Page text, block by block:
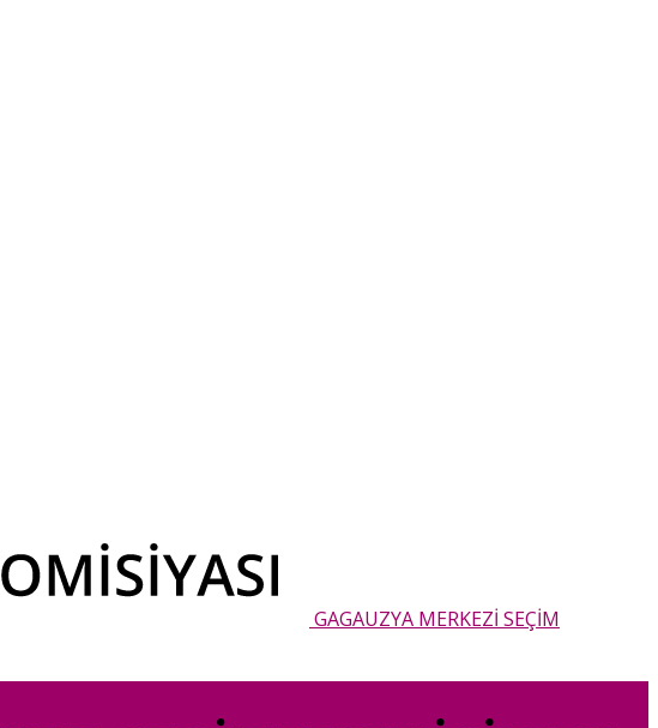
GAGAUZYA MERKEZİ SEÇİM